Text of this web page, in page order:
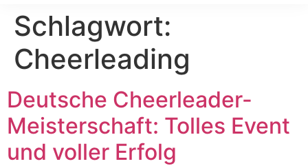
Schlagwort:
Cheerleading
Deutsche Cheerleader-
Meisterschaft: Tolles Event
und voller Erfolg